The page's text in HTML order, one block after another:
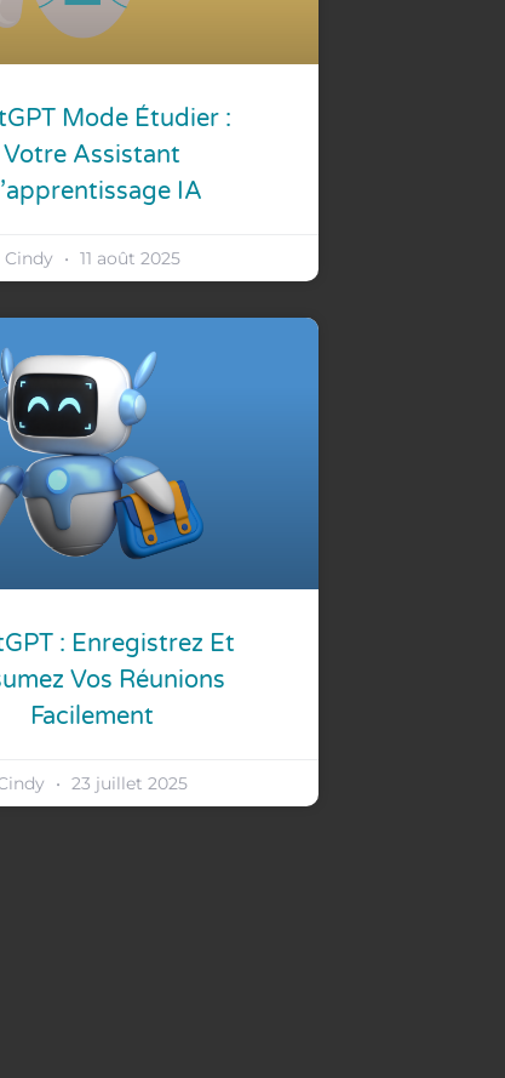
Mode Étudier :
Votre Assistant
IA
Cindy 11 août 2025
: Enregistrez Et
Vos Réunions
Facilement
23 juillet 2025